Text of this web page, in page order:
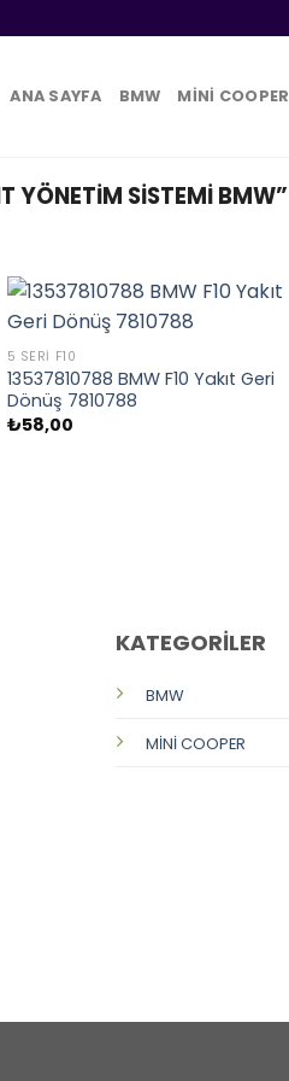
ANA SAYFA BMW MİNİ COOPER
YÖNETIM SISTEMI BMW”
5 SERI F10
13537810788 BMW F10 Yakıt Geri
Dönüş 7810788
₺58,00
KATEGORİLER
BMW
MİNİ COOPER